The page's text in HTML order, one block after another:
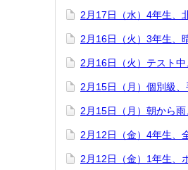
2月17日（水）4年生、
2月16日（火）3年生、
2月16日（火）テスト
2月15日（月）個別級
2月15日（月）朝から
2月12日（金）4年生、
2月12日（金）1年生、